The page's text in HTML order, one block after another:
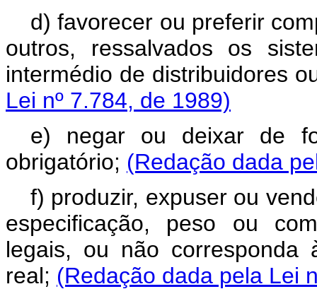
d) favorecer ou preferir
outros, ressalvados os
intermédio de distribuidores
Lei nº 7.784, de 1989)
e) negar ou deixar de
obrigatório; (Redação dada
f) produzir, expuser ou
especificação, peso ou
legais, ou não corresponda
real; (Redação dada pela Lei